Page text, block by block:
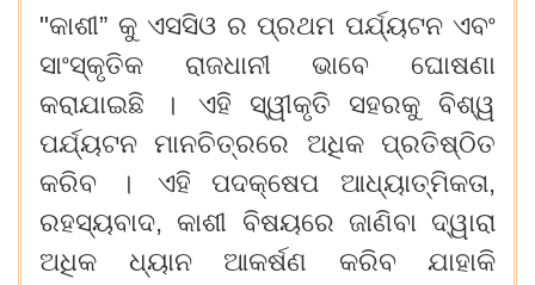
"କାଶୀ” କୁ ଏସସିଓ ର ପ୍ରଥମ ପର୍ଯ୍ୟଟନ ଏବଂ
ସାଂସ୍କୃତିକ
ରାଜଧାନୀ ଭାବେ
ଘୋଷଣା
କରାଯାଇଛି
। ଏହି ସ୍ୱୀକୃତି ସହରକୁ
ବିଶ୍ୱ
ପର୍ଯ୍ୟଟନ ମାନଚିତ୍ରରେ ଅଧିକ
ପ୍ରତିଷ୍ଠିତ
କରିବ
। ଏହି ପଦକ୍ଷେପ
ଆଧ୍ୟାତ୍ମିକତା,
ରହସ୍ୟବାଦ, କାଶୀ ବିଷୟରେ ଜାଣିବା ଦ୍ୱାରା
ଅଧିକ
ଧ୍ୟାନ ଆକର୍ଷଣ କରିବ
ଯାହାକି